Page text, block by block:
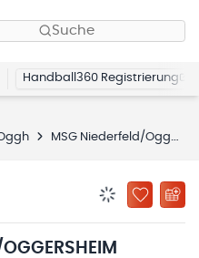
Suche
Handball360 Registrierung
MSG Niederfeld/Oggersheim
ZU